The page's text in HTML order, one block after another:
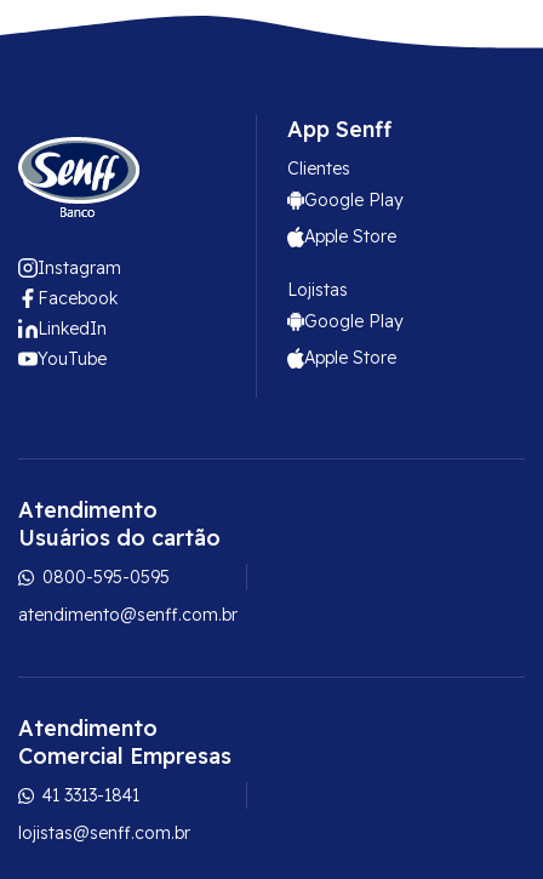
App Senff
Clientes
Google Play
Apple Store
Lojistas
Google Play
Apple Store
Instagram
Facebook
LinkedIn
YouTube
Atendimento
Usuários do cartão
0800-595-0595
atendimento@senff.com.br
Atendimento
Comercial Empresas
41 3313-1841
lojistas@senff.com.br